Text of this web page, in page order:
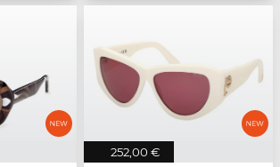
252,00 €